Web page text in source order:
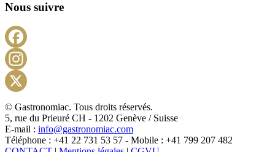
Nous suivre
X
© Gastronomiac. Tous droits réservés.
5, rue du Prieuré CH - 1202 Genève / Suisse
E-mail : info@gastronomiac.com
Téléphone : +41 22 731 53 57 - Mobile : +41 799 207 482